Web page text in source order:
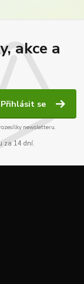
akce a
Přihlásit se
newsletteru.
za 14 dní.